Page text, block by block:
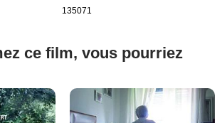
135071
ce film, vous pourriez